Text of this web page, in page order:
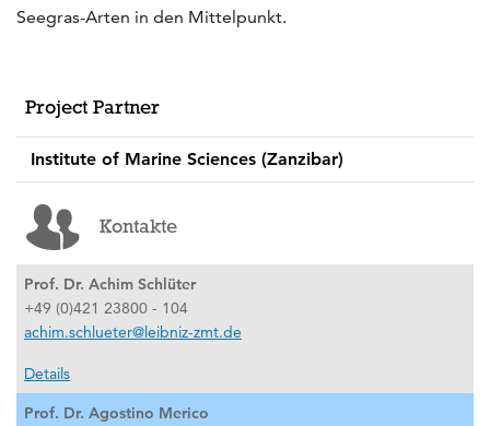
Seegras-Arten in den Mittelpunkt.
Project Partner
Institute of Marine Sciences (Zanzibar)
Kontakte
Prof. Dr. Achim Schlüter
+49 (0)421 23800 - 104
achim.schlueter@leibniz-zmt.de
Details
Prof. Dr. Agostino Merico